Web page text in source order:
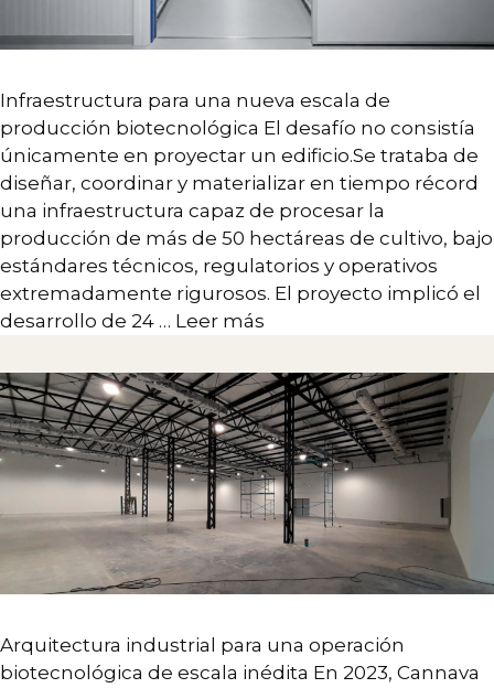
Branding
Desarrollo Estratégico
Diseño de sistemas complejos
Paisaje
CONTACTO
Infraestructura para una nueva escala de
producción biotecnológica El desafío no consistía
únicamente en proyectar un edificio.Se trataba de
diseñar, coordinar y materializar en tiempo récord
una infraestructura capaz de procesar la
producción de más de 50 hectáreas de cultivo, bajo
estándares técnicos, regulatorios y operativos
extremadamente rigurosos. El proyecto implicó el
desarrollo de 24 … Leer más
Arquitectura industrial para una operación
biotecnológica de escala inédita En 2023, Cannava